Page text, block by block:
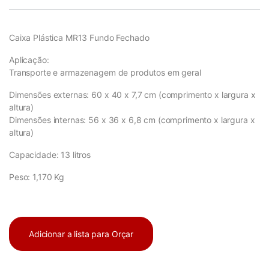
Caixa Plástica MR13 Fundo Fechado
Aplicação:
Transporte e armazenagem de produtos em geral
Dimensões externas: 60 x 40 x 7,7 cm (comprimento x largura x
altura)
Dimensões internas: 56 x 36 x 6,8 cm (comprimento x largura x
altura)
Capacidade: 13 litros
Peso: 1,170 Kg
Adicionar a lista para Orçar